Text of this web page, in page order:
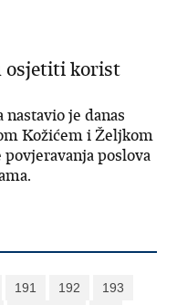
osjetiti korist
je danas
Kožićem i Željkom
poslova
191 192
193